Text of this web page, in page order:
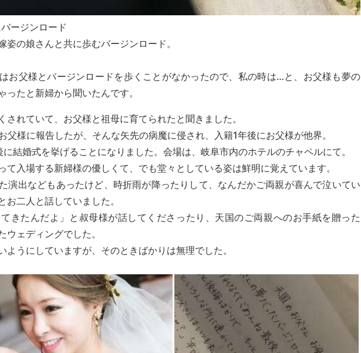
ージンロード
姿の娘さんと共に歩むバージンロード。
お父様とバージンロードを歩くことがなかったので、私の時は…と、お父様も夢の
たと新婦から聞いたんです。
されていて、お父様と祖母に育てられたと聞きました。
父様に報告したが、そんな矢先の病魔に侵され、入籍1年後にお父様が他界。
結婚式を挙げることになりました。会場は、岐阜市内のホテルのチャペルにて。
て入場する新婦様の優しくて、でも堂々としている姿は鮮明に覚えています。
演出などもあったけど、時折雨が降ったりして、なんだかご両親が喜んで泣いてい
お二人と話していました。
てきたんだよ」と叔母様が話してくださったり、天国のご両親へのお手紙を贈った
ウェディングでした。
ようにしていますが、そのときばかりは無理でした。